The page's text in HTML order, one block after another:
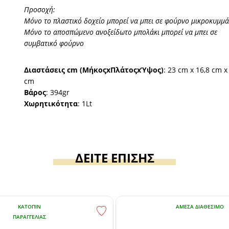
Προσοχή:
Μόνο το πλαστικό δοχείο μπορεί να μπει σε φούρνο
Μόνο το αποσπώμενο ανοξείδωτο μπολάκι μπορεί να μπει σε
συμβατικό φούρνο
Διαστάσεις cm (MήκοςxΠλάτοςxΎψος): 23 cm x 16,8 cm x
cm
Βάρος: 394gr
Χωρητικότητα: 1Lt
ΔΕΙΤΕ ΕΠΙΣΗΣ
ΚΑΤΌΠΙΝ
ΠΑΡΑΓΓΕΛΊΑΣ
ΆΜΕΣΑ ΔΙΑΘΈΣΙΜΟ